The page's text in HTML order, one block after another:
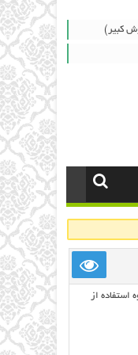
کبیر)
استفاده از